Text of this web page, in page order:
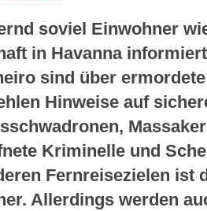
soviel Einwohner
in Havanna
sind über
Hinweise auf
Kriminelle und
Fernreisezielen ist
Allerdings werden